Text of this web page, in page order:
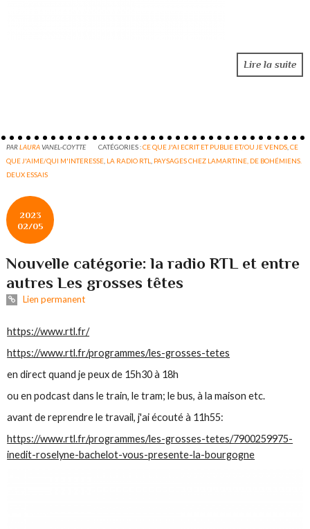
Lire la suite
PARLAURAVANEL-COYTTE CATÉGORIES :CE QUE J'AI ECRIT ET PUBLIE ET/OU JE VENDS ,CE
QUE J'AIME/QUI M'INTERESSE LA RADIO RTL
PAYSAGES CHEZ LAMARTINE, DE BOHÉMIENS.
DEUX ESSAIS
2023
02/05
Nouvelle catégorie: la radio RTL et entre
autres Les grosses têtes
Lien permanent
https://www.rtl.fr/
https://www.rtl.fr/programmes/les-grosses-tetes
en direct quand je peux de 15h30 à 18h
ou en podcast dans le train, le tram; le bus, à la maison etc.
avant de reprendre le travail, j'ai écouté à 11h55:
https://www.rtl.fr/programmes/les-grosses-tetes/7900259975-
inedit-roselyne-bachelot-vous-presente-la-bourgogne